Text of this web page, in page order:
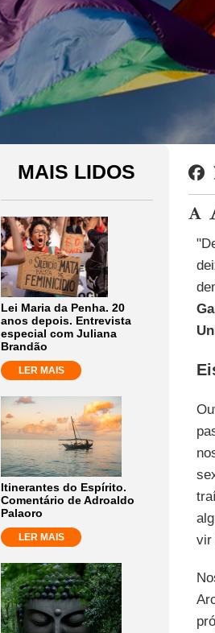
MAIS LIDOS
Lei Maria da Penha. 20
anos depois. Entrevista
especial com Juliana
Brandão
LER MAIS
Itinerantes do Espírito.
Comentário de Adroaldo
Palaoro
LER MAIS
vir